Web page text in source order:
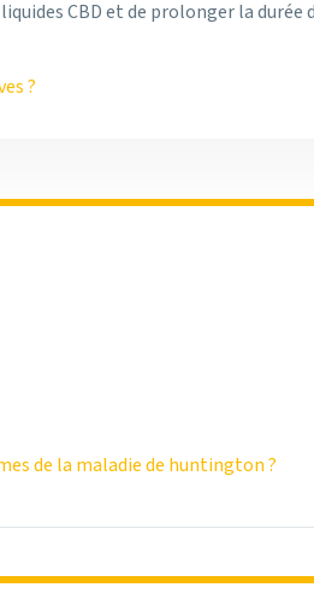
CBD et de prolonger la
?
de la maladie de huntington ?